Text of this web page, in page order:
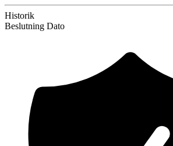
Historik
Beslutning Dato